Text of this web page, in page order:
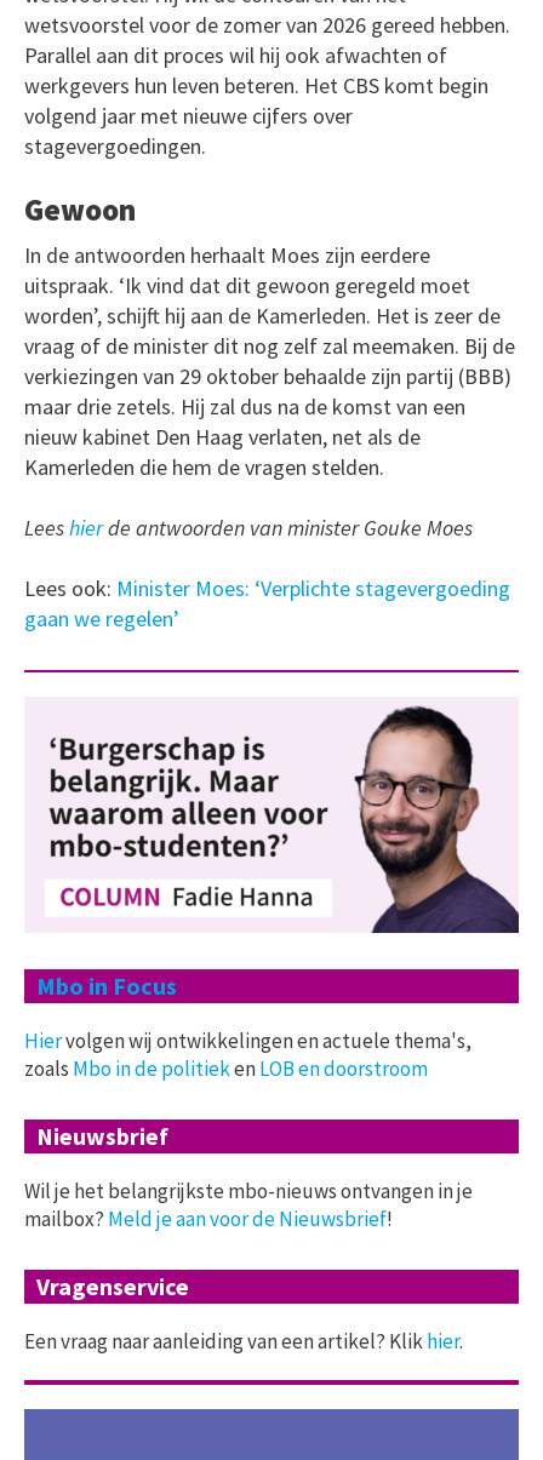
wetsvoorstel voor de zomer van 2026 gereed hebben.
Parallel aan dit proces wil hij ook afwachten of
werkgevers hun leven beteren. Het CBS komt begin
volgend jaar met nieuwe cijfers over
stagevergoedingen.
Gewoon
In de antwoorden herhaalt Moes zijn eerdere
uitspraak. ‘Ik vind dat dit gewoon geregeld moet
worden’, schijft hij aan de Kamerleden. Het is zeer de
vraag of de minister dit nog zelf zal meemaken. Bij de
verkiezingen van 29 oktober behaalde zijn partij (BBB)
maar drie zetels. Hij zal dus na de komst van een
nieuw kabinet Den Haag verlaten, net als de
Kamerleden die hem de vragen stelden.
Leeshierde antwoorden van minister Gouke Moes
Lees ook: Minister Moes: ‘Verplichte stagevergoeding
gaan we regelen’
Mbo in Focus
Hiervolgen wij ontwikkelingen en actuele thema's,
zoals Mbo in de politiekenLOB en doorstroom
Nieuwsbrief
Wil je het belangrijkste mbo-nieuws ontvangen in je
mailbox? Meld je aan voor de Nieuwsbrief!
Vragenservice
Een vraag naar aanleiding van een artikel? Klikhier.